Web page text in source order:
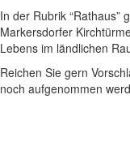
In der Rubrik “Rathaus”
Markersdorfer
Lebens im ländlichen
Reichen Sie gern
noch aufgenommen